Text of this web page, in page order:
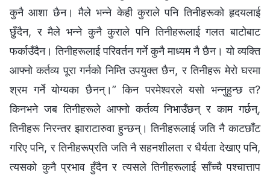
कुनै आशा छैन। मैले भन्‍ने केही कुराले पनि तिनीहरूको हृदयलाई
छुँदैन, र मैले भन्‍ने कुनै कुराले पनि तिनीहरूलाई गलत बाटोबाट
फर्काउँदैन। तिनीहरूलाई परिवर्तन गर्ने कुनै माध्यम नै छैन। यो व्यक्ति
आफ्‍नो कर्तव्य पूरा गर्नको निम्ति उपयुक्त छैन, र तिनीहरू मेरो घरमा
श्रम गर्ने योग्यका छैनन्।” किन परमेश्‍वरले यसो भन्‍नुहुन्छ त?
किनभने जब तिनीहरूले आफ्‍नो कर्तव्य निभाउँछन् र काम गर्छन्,
तिनीहरू निरन्तर झाराटारुवा हुन्छन्। तिनीहरूलाई जति नै काटछाँट
गरिए पनि, र तिनीहरूप्रति जति नै सहनशीलता र धैर्यता देखाए पनि,
त्यसको कुनै प्रभाव हुँदैन र त्यसले तिनीहरूलाई साँच्चै पश्‍चात्ताप